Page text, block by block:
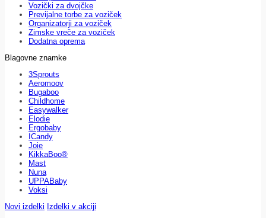
Vozički za dvojčke
Previjalne torbe za voziček
Organizatorji za voziček
Zimske vreče za voziček
Dodatna oprema
Blagovne znamke
3Sprouts
Aeromoov
Bugaboo
Childhome
Easywalker
Elodie
Ergobaby
ICandy
Joie
KikkaBoo®
Mast
Nuna
UPPABaby
Voksi
Novi izdelki Izdelki v akciji